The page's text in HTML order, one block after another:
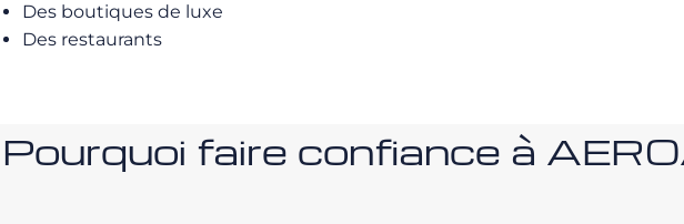
Des boutiques de luxe
Des restaurants
Pourquoi faire confiance à